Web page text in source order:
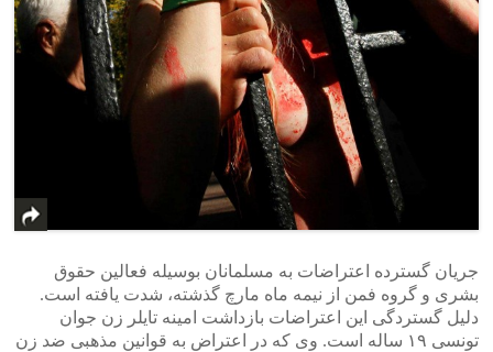
جریان گسترده اعتراضات به مسلمانان بوسیله فعالین حقوق
بشری و گروه فمن از نیمه ماه مارچ گذشته، شدت یافته است.
دلیل گستردگی این اعتراضات بازداشت امینه تایلر زن جوان
تونسى ١۹ ساله است. وی که در اعتراض به قوانین مذهبی ضد زن